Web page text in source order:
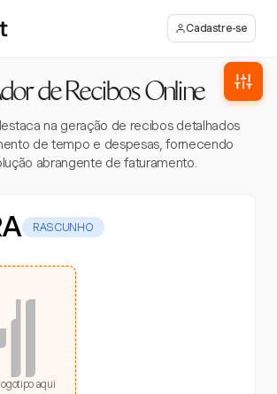
Cadastre-se
de Recibos Online
na geração de recibos detalhados
de tempo e despesas, fornecendo
abrangente de faturamento.
RASCUNHO
aqui